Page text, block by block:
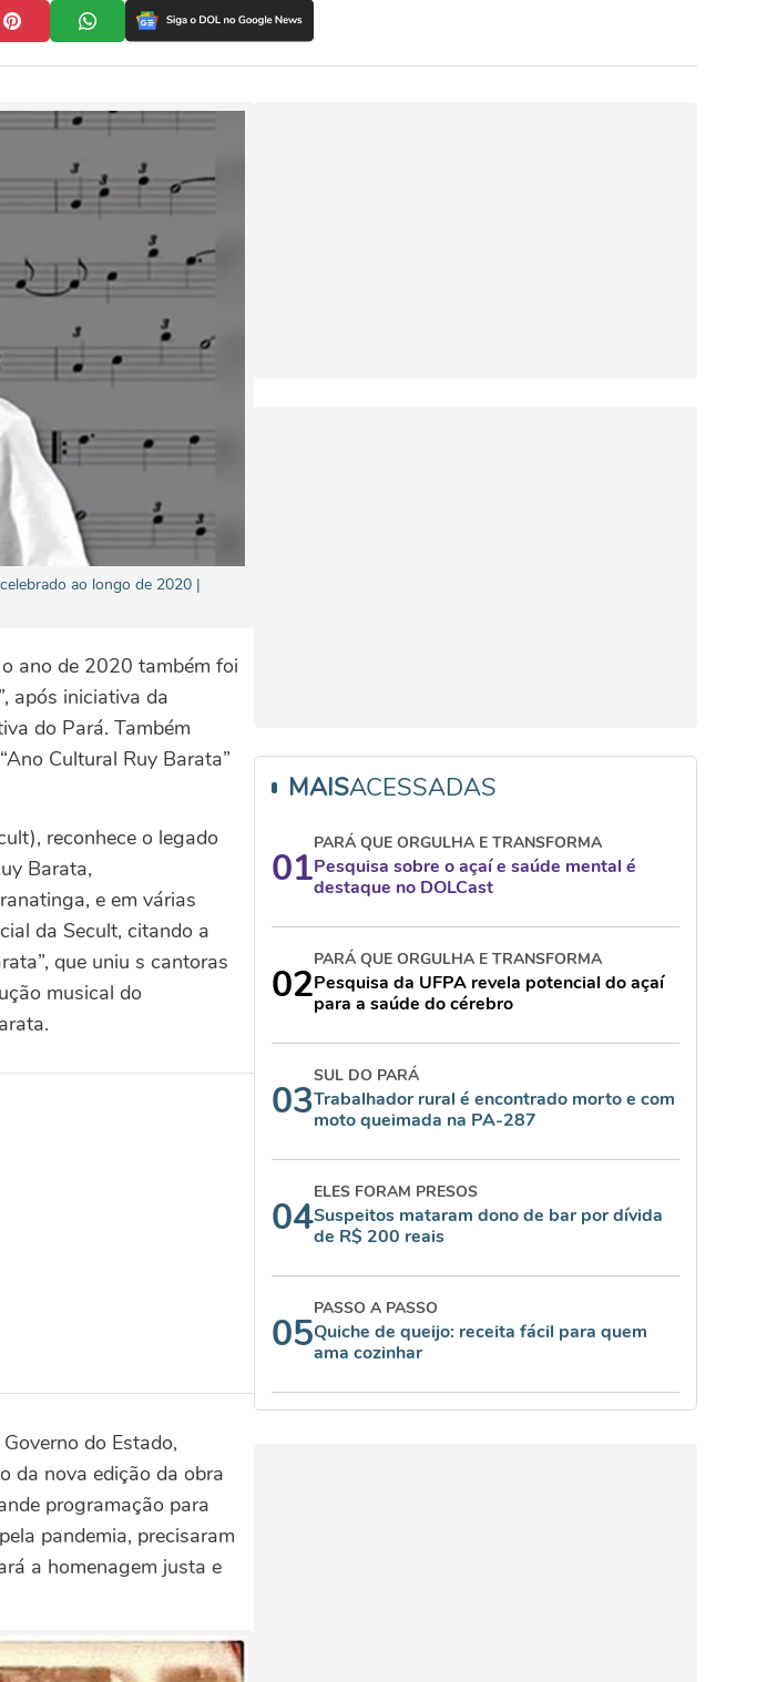
ao longo de 2020 |
ano de 2020 também foi
após iniciativa da
do Pará. Também
Cultural Ruy Barata”
reconhece o legado
Barata,
e em várias
da Secult, citando a
que uniu s cantoras
musical do
do Estado,
da nova edição da obra
programação para
pandemia, precisaram
a homenagem justa e
MAISACESSADAS
01
PARÁ QUE ORGULHA E TRANSFORMA
Pesquisa sobre o açaí e saúde mental é
destaque no DOLCast
02
PARÁ QUE ORGULHA E TRANSFORMA
Pesquisa da UFPA revela potencial do açaí
para a saúde do cérebro
03
SUL DO PARÁ
Trabalhador rural é encontrado morto e com
moto queimada na PA-287
04
ELES FORAM PRESOS
Suspeitos mataram dono de bar por dívida
de R$ 200 reais
05
PASSO A PASSO
Quiche de queijo: receita fácil para quem
ama cozinhar